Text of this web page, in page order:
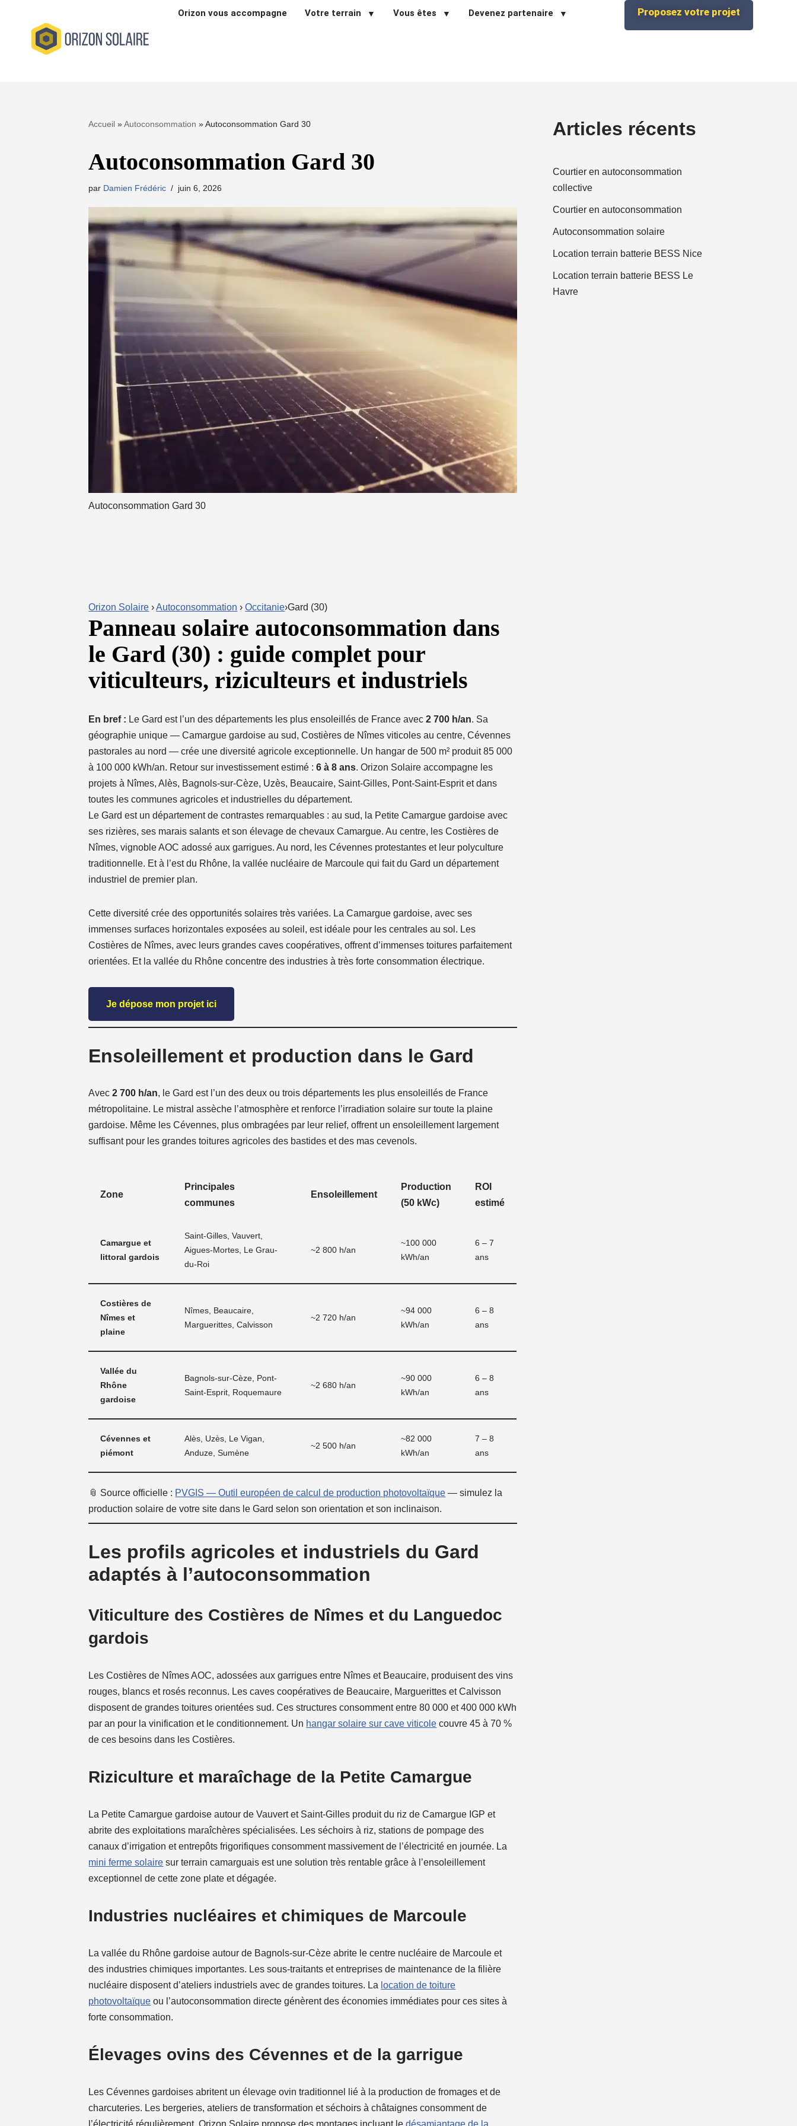
Orizon vous accompagne Votre terrain Vous êtes Devenez partenaire Proposez votre projet
Accueil »Autoconsommation »Autoconsommation Gard 30
Autoconsommation Gard 30
par Damien Frédéric juin 6, 2026
Autoconsommation Gard 30
Orizon Solaire ›Autoconsommation ›Occitanie›Gard (30)
Panneau solaire autoconsommation dans
le Gard (30) : guide complet pour
viticulteurs, riziculteurs et industriels
En bref : Le Gard est l’un des départements les plus ensoleillés de France avec2 700 h/an. Sa
géographie unique — Camargue gardoise au sud, Costières de Nîmes viticoles au centre, Cévennes
pastorales au nord — crée une diversité agricole exceptionnelle. Un hangar de 500 m² produit 85 000
à 100 000 kWh/an. Retour sur investissement estimé :6 à 8 ans. Orizon Solaire accompagne les
projets à Nîmes, Alès, Bagnols-sur-Cèze, Uzès, Beaucaire, Saint-Gilles, Pont-Saint-Esprit et dans
toutes les communes agricoles et industrielles du département.
Le Gard est un département de contrastes remarquables : au sud, la Petite Camargue gardoise avec
ses rizières, ses marais salants et son élevage de chevaux Camargue. Au centre, les Costières de
Nîmes, vignoble AOC adossé aux garrigues. Au nord, les Cévennes protestantes et leur polyculture
traditionnelle. Et à l’est du Rhône, la vallée nucléaire de Marcoule qui fait du Gard un département
industriel de premier plan.
Cette diversité crée des opportunités solaires très variées. La Camargue gardoise, avec ses
immenses surfaces horizontales exposées au soleil, est idéale pour les centrales au sol. Les
Costières de Nîmes, avec leurs grandes caves coopératives, offrent d’immenses toitures parfaitement
orientées. Et la vallée du Rhône concentre des industries à très forte consommation électrique.
Je dépose mon projet ici
Ensoleillement et production dans le Gard
Avec2 700 h/an, le Gard est l’un des deux ou trois départements les plus ensoleillés de France
métropolitaine. Le mistral assèche l’atmosphère et renforce l’irradiation solaire sur toute la plaine
gardoise. Même les Cévennes, plus ombragées par leur relief, offrent un ensoleillement largement
suffisant pour les grandes toitures agricoles des bastides et des mas cevenols.
Zone
Principales
communes
Ensoleillement
Production
(50 kWc)
ROI
estimé
Camargue et
littoral gardois
Saint-Gilles, Vauvert,
Aigues-Mortes, Le Grau-
du-Roi
~2 800 h/an
~100 000
kWh/an
6 – 7
ans
Costières de
Nîmes et
plaine
Nîmes, Beaucaire,
Marguerittes, Calvisson
~2 720 h/an
~94 000
kWh/an
6 – 8
ans
Vallée du
Rhône
gardoise
Bagnols-sur-Cèze, Pont-
Saint-Esprit, Roquemaure
~2 680 h/an
~90 000
kWh/an
6 – 8
ans
Cévennes et
piémont
Alès, Uzès, Le Vigan,
Anduze, Sumène
~2 500 h/an
~82 000
kWh/an
7 – 8
ans
📎 Source officielle : PVGIS — Outil européen de calcul de production photovoltaïque — simulez la
production solaire de votre site dans le Gard selon son orientation et son inclinaison.
Les profils agricoles et industriels du Gard
adaptés à l’autoconsommation
Viticulture des Costières de Nîmes et du Languedoc
gardois
Les Costières de Nîmes AOC, adossées aux garrigues entre Nîmes et Beaucaire, produisent des vins
rouges, blancs et rosés reconnus. Les caves coopératives de Beaucaire, Marguerittes et Calvisson
disposent de grandes toitures orientées sud. Ces structures consomment entre 80 000 et 400 000 kWh
par an pour la vinification et le conditionnement. Un hangar solaire sur cave viticole couvre 45 à 70 %
de ces besoins dans les Costières.
Riziculture et maraîchage de la Petite Camargue
La Petite Camargue gardoise autour de Vauvert et Saint-Gilles produit du riz de Camargue IGP et
abrite des exploitations maraîchères spécialisées. Les séchoirs à riz, stations de pompage des
canaux d’irrigation et entrepôts frigorifiques consomment massivement de l’électricité en journée. La
mini ferme solaire sur terrain camarguais est une solution très rentable grâce à l’ensoleillement
exceptionnel de cette zone plate et dégagée.
Industries nucléaires et chimiques de Marcoule
La vallée du Rhône gardoise autour de Bagnols-sur-Cèze abrite le centre nucléaire de Marcoule et
des industries chimiques importantes. Les sous-traitants et entreprises de maintenance de la filière
nucléaire disposent d’ateliers industriels avec de grandes toitures. La location de toiture
photovoltaïque ou l’autoconsommation directe génèrent des économies immédiates pour ces sites à
forte consommation.
Élevages ovins des Cévennes et de la garrigue
Les Cévennes gardoises abritent un élevage ovin traditionnel lié à la production de fromages et de
charcuteries. Les bergeries, ateliers de transformation et séchoirs à châtaignes consomment de
l’électricité régulièrement. Orizon Solaire propose des montages incluant ledésamiantage de la
Articles récents
Courtier en autoconsommation
collective
Courtier en autoconsommation
Autoconsommation solaire
Location terrain batterie BESS Nice
Location terrain batterie BESS Le
Havre